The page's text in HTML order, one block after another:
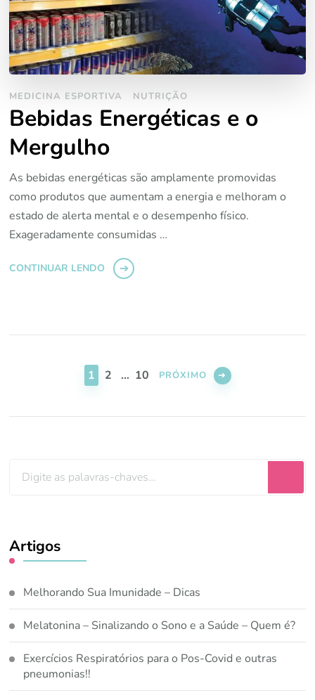
MEDICINA ESPORTIVA NUTRIÇÃO
Bebidas Energéticas e o
Mergulho
As bebidas energéticas são amplamente promovidas
como produtos que aumentam a energia e melhoram o
estado de alerta mental e o desempenho físico.
Exageradamente consumidas …
CONTINUAR LENDO
PÁGINA
1 PÁGINA
2 … PÁGINA
10 PRÓXIMO
algo?
Artigos
Melhorando Sua Imunidade – Dicas
Melatonina – Sinalizando o Sono e a Saúde – Quem é?
Exercícios Respiratórios para o Pos-Covid e outras
pneumonias!!